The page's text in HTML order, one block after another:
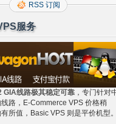
RSS 订阅
服务
GIA线路极其稳定可靠 ，专门针对
路，E-Commerce VPS 价格稍
所值，Basic VPS 则是平价机型。